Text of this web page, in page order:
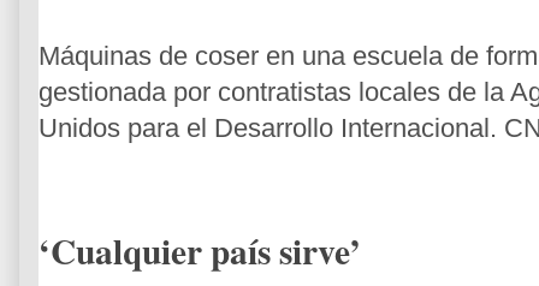
Máquinas de coser en una escuela de
gestionada por contratistas locales de la
Unidos para el Desarrollo Internacional.
‘Cualquier país sirve’